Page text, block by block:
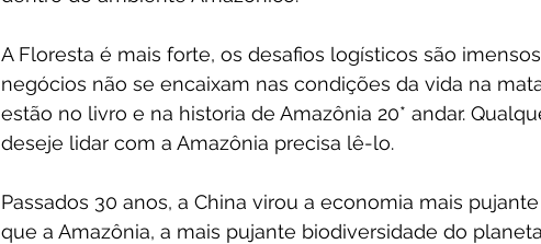
A Floresta é mais forte, os desafios logísticos são
negócios não se encaixam nas condições da vida na
estão no livro e na historia de Amazônia 20* andar.
deseje lidar com a Amazônia precisa lê-lo.
Passados 30 anos, a China virou a economia mais
que a Amazônia, a mais pujante biodiversidade do